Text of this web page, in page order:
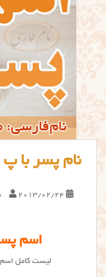
نام پسر با پ
2013/02/24
اسم
لیست کامل اسم